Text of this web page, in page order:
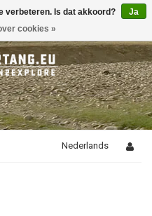
Nederlands
verbeteren. Is dat akkoord?
Ja
cookies »